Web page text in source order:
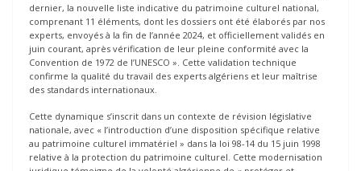
dernier, la nouvelle liste indicative du patrimoine culturel national,
comprenant 11 éléments, dont les dossiers ont été élaborés par nos
experts, envoyés à la fin de l’année 2024, et officiellement validés en
juin courant, après vérification de leur pleine conformité avec la
Convention de 1972 de l’UNESCO ». Cette validation technique
confirme la qualité du travail des experts algériens et leur maîtrise
des standards internationaux.
Cette dynamique s’inscrit dans un contexte de révision législative
nationale, avec « l’introduction d’une disposition spécifique relative
au patrimoine culturel immatériel » dans la loi 98-14 du 15 juin 1998
relative à la protection du patrimoine culturel. Cette modernisation